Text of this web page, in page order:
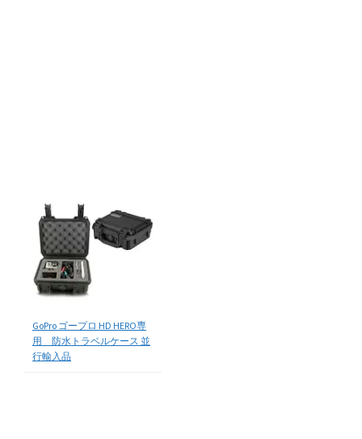
GoPro ゴープロ HD HERO専
用 防水トラベルケース 並
行輸入品